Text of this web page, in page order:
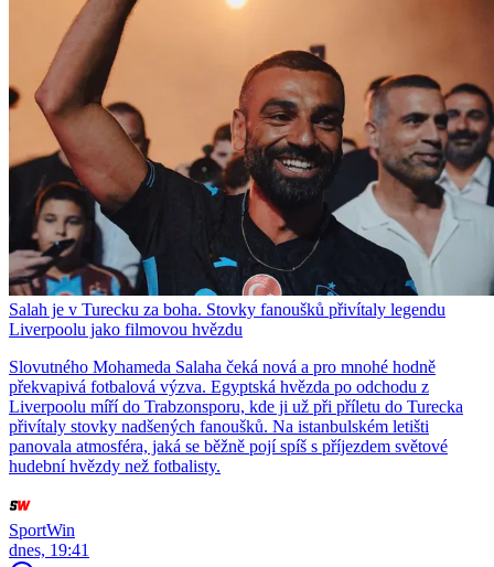
Salah je v Turecku za boha. Stovky fanoušků přivítaly legendu
Liverpoolu jako filmovou hvězdu
Slovutného Mohameda Salaha čeká nová a pro mnohé hodně
překvapivá fotbalová výzva. Egyptská hvězda po odchodu z
Liverpoolu míří do Trabzonsporu, kde ji už při příletu do Turecka
přivítaly stovky nadšených fanoušků. Na istanbulském letišti
panovala atmosféra, jaká se běžně pojí spíš s příjezdem světové
hudební hvězdy než fotbalisty.
SportWin
dnes, 19:41